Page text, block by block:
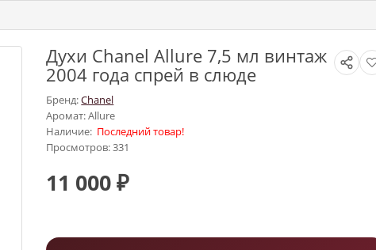
Духи Chanel Allure 7,5 мл винтаж
2004 года спрей в слюде
Бренд:Chanel
Аромат: Allure
Наличие: Последний товар!
Просмотров: 331
11 000 ₽